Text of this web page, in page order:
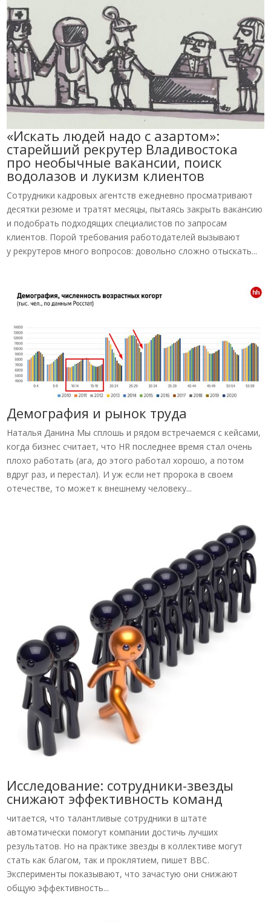
«Искать людей надо с азартом»:
старейший рекрутер Владивостока
про необычные вакансии, поиск
водолазов и лукизм клиентов
Сотрудники кадровых агентств ежедневно просматривают
десятки резюме и тратят месяцы, пытаясь закрыть вакансию
и подобрать подходящих специалистов по запросам
клиентов. Порой требования работодателей вызывают
у рекрутеров много вопросов: довольно сложно отыскать...
Демография и рынок труда
Наталья Данина Мы сплошь и рядом встречаемся с кейсами,
когда бизнес считает, что HR последнее время стал очень
плохо работать (ага, до этого работал хорошо, а потом
вдруг раз, и перестал). И уж если нет пророка в своем
отечестве, то может к внешнему человеку...
Исследование: сотрудники-звезды
снижают эффективность команд
читается, что талантливые сотрудники в штате
автоматически помогут компании достичь лучших
результатов. Но на практике звезды в коллективе могут
стать как благом, так и проклятием, пишет BBC.
Эксперименты показывают, что зачастую они снижают
общую эффективность...